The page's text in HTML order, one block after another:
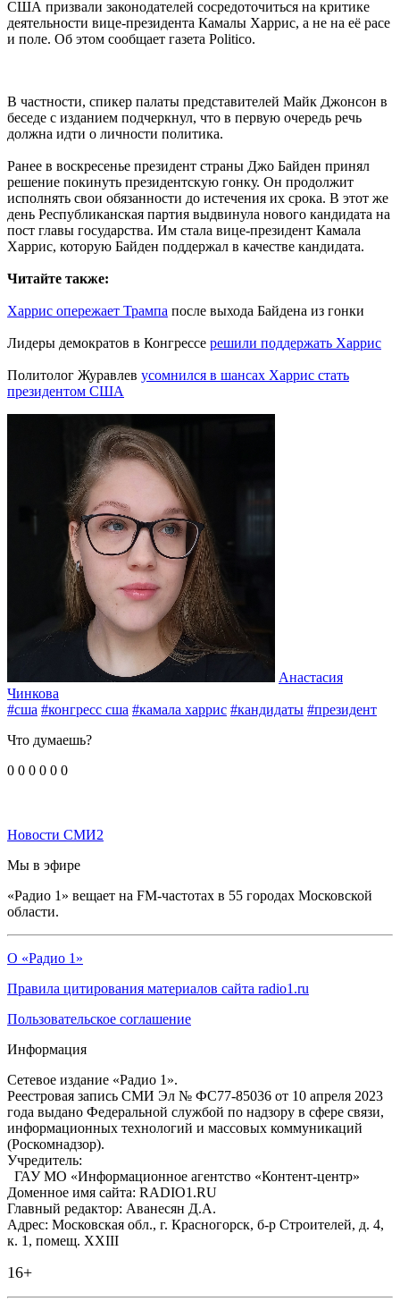
США призвали законодателей сосредоточиться на критике
деятельности вице-президента Камалы Харрис, а не на её расе
и поле. Об этом сообщает газета Politico.
В частности, спикер палаты представителей Майк Джонсон в
беседе с изданием подчеркнул, что в первую очередь речь
должна идти о личности политика.
Ранее в воскресенье президент страны Джо Байден принял
решение покинуть президентскую гонку. Он продолжит
исполнять свои обязанности до истечения их срока. В этот же
день Республиканская партия выдвинула нового кандидата на
пост главы государства. Им стала вице-президент Камала
Харрис, которую Байден поддержал в качестве кандидата.
Читайте также:
Харрис опережает Трампа после выхода Байдена из гонки
Лидеры демократов в Конгрессе решили поддержать Харрис
Политолог Журавлев усомнился в шансах Харрис стать
президентом США
Анастасия
Чинкова
#сша #конгресс сша #камала харрис #кандидаты #президент
Что думаешь?
0 0 0 0 0 0
Новости СМИ2
Мы в эфире
«Радио 1» вещает на FM-частотах в 55 городах Московской
области.
О «Радио 1»
Правила цитирования материалов сайта radio1.ru
Пользовательское соглашение
Информация
Сетевое издание «Радио 1».
Реестровая запись СМИ Эл № ФС77-85036 от 10 апреля 2023
года выдано Федеральной службой по надзору в сфере связи,
информационных технологий и массовых коммуникаций
(Роскомнадзор).
Учредитель:
ГАУ МО «Информационное агентство «Контент-центр»
Доменное имя сайта: RADIO1.RU
Главный редактор: Аванесян Д.А.
Адрес: Московская обл., г. Красногорск, б-р Строителей, д. 4,
к. 1, помещ. XXIII
16+